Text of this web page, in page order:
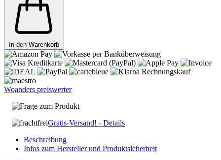
In den Warenkorb
Woanders preiswerter
Frage zum Produkt
Gratis-Versand! - Details
Beschreibung
Infos zum Hersteller und Produktsicherheit